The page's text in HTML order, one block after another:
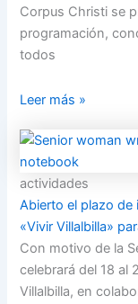
Corpus Christi se
programación,
todos
Leer más »
actividades
Abierto el plazo de
«Vivir Villalbilla»
Con motivo de la
celebrará del 18 al
Villalbilla, en